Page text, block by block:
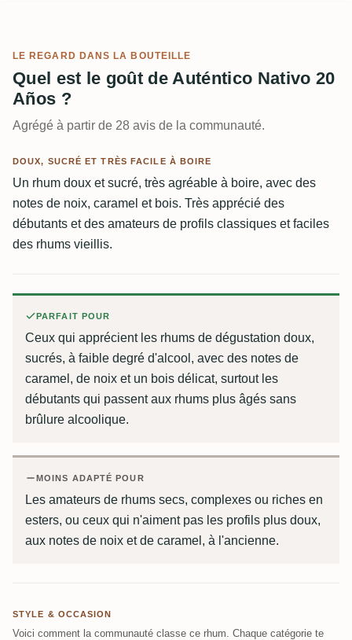
LE REGARD DANS LA BOUTEILLE
Quel est le goût de Auténtico Nativo 20
Años ?
Agrégé à partir de 28 avis de la communauté.
DOUX, SUCRÉ ET TRÈS FACILE À BOIRE
Un rhum doux et sucré, très agréable à boire, avec des
notes de noix, caramel et bois. Très apprécié des
débutants et des amateurs de profils classiques et faciles
des rhums vieillis.
PARFAIT POUR
Ceux qui apprécient les rhums de dégustation doux,
sucrés, à faible degré d'alcool, avec des notes de
caramel, de noix et un bois délicat, surtout les
débutants qui passent aux rhums plus âgés sans
brûlure alcoolique.
MOINS ADAPTÉ POUR
Les amateurs de rhums secs, complexes ou riches en
esters, ou ceux qui n'aiment pas les profils plus doux,
aux notes de noix et de caramel, à l'ancienne.
STYLE & OCCASION
Voici comment la communauté classe ce rhum. Chaque catégorie te